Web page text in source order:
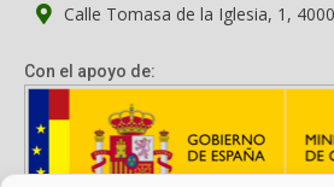
Calle Tomasa de la Iglesia, 1,
Con el apoyo de: